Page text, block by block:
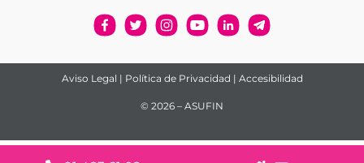
Aviso Legal | Política de Privacidad | Accesibilidad
© 2026 – ASUFIN